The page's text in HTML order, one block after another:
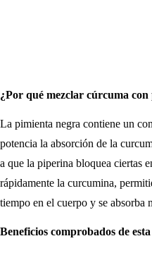
¿Por qué mezclar cúrcuma
La pimienta negra contiene un
potencia la absorción de la
a que la piperina bloquea ciertas
rápidamente la curcumina,
tiempo en el cuerpo y se absorba
Beneficios comprobados de